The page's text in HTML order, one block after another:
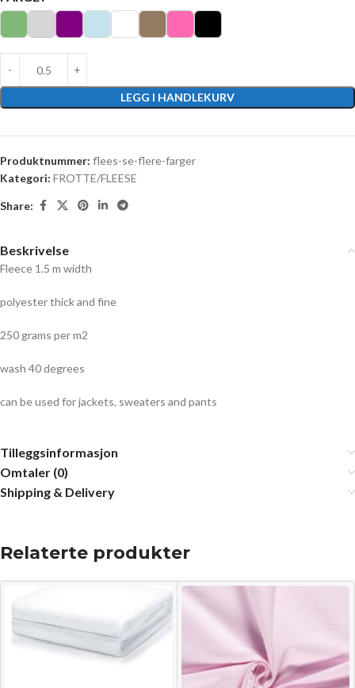
LEGG I HANDLEKURV
Produktnummer: flees-se-flere-farger
Kategori: FROTTE/FLEESE
Share:
Beskrivelse
Fleece 1.5 m width
polyester thick and fine
250 grams per m2
wash 40 degrees
can be used for jackets, sweaters and pants
Tilleggsinformasjon
Omtaler (0)
Shipping & Delivery
Relaterte produkter